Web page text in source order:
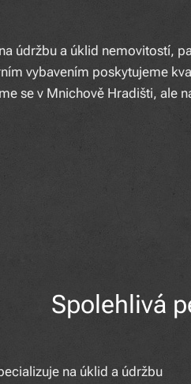
údržbu a úklid nemovitostí,
vybavením poskytujeme
se v Mnichově Hradišti, ale
Spolehlivá
na úklid a údržbu